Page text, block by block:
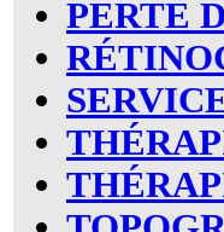
PERTE